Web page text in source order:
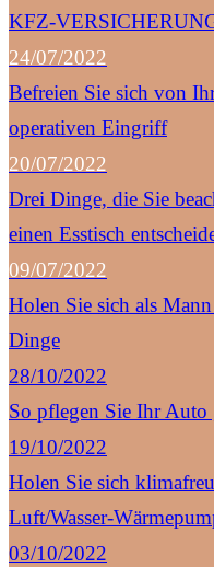
KFZ-
24/07/2022
Befreien Sie sich von
operativen Eingriff
20/07/2022
Drei Dinge, die Sie
einen Esstisch
09/07/2022
Holen Sie sich als
Dinge
28/10/2022
So pflegen Sie Ihr Auto
19/10/2022
Holen Sie sich
Luft/Wasser-
03/10/2022